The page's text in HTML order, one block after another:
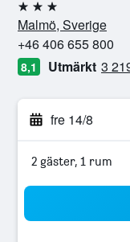
3 stjärnor
Malmö, Sverige
+46 406 655 800
8,1 Utmärkt 3
fre 14/8
2 gäster, 1 rum